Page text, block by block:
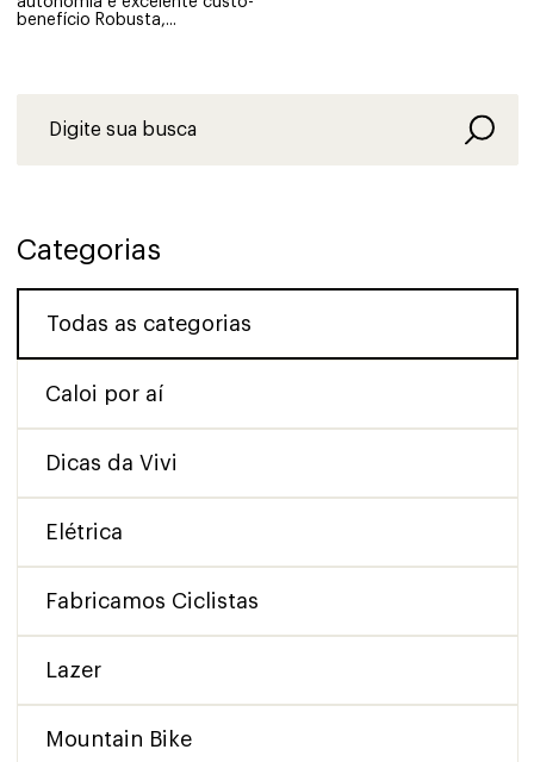
benefício Robusta,...
Categorias
Todas as categorias
Caloi por aí
Dicas da Vivi
Elétrica
Fabricamos Ciclistas
Lazer
Mountain Bike